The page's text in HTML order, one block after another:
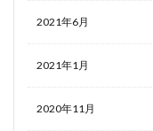
2021年6月
2021年1月
2020年11月